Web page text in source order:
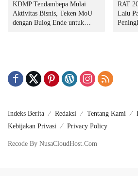
KDMP Tendambepa Mulai
Aktivitas Bisnis, Teken MoU
dengan Bulog Ende untuk
RAT
Lalu
Indeks Berita Redaksi Tentang Kami
Kebijakan Privasi
Privacy Policy
Recode By NusaCloudHost.Com